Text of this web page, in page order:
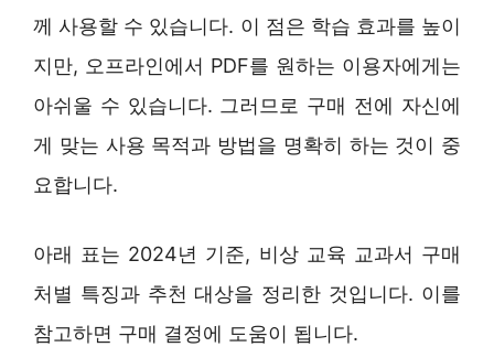
께 사용할 수 있습니다. 이 점은 학습 효과를 높이
지만, 오프라인에서 PDF를 원하는 이용자에게는
아쉬울 수 있습니다. 그러므로 구매 전에 자신에
게 맞는 사용 목적과 방법을 명확히 하는 것이 중
요합니다.
아래 표는 2024년 기준, 비상 교육 교과서 구매
처별 특징과 추천 대상을 정리한 것입니다. 이를
참고하면 구매 결정에 도움이 됩니다.